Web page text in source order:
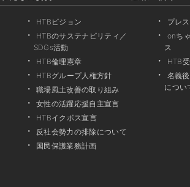
HTBビジョン
HTBのサステナビリティ／
SDGs活動
HTB倫理憲章
HTBグループ人権方針
職場風土改善の取り組み
女性の活躍応援自主宣言
HTBイクボス宣言
反社会勢力の排除について
国民保護業務計画
プレ
onち
ス
HTB
名義
につい